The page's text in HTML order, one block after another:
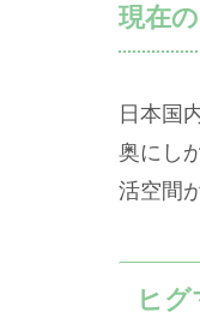
現在
日本国
奥にし
活空間
ヒ